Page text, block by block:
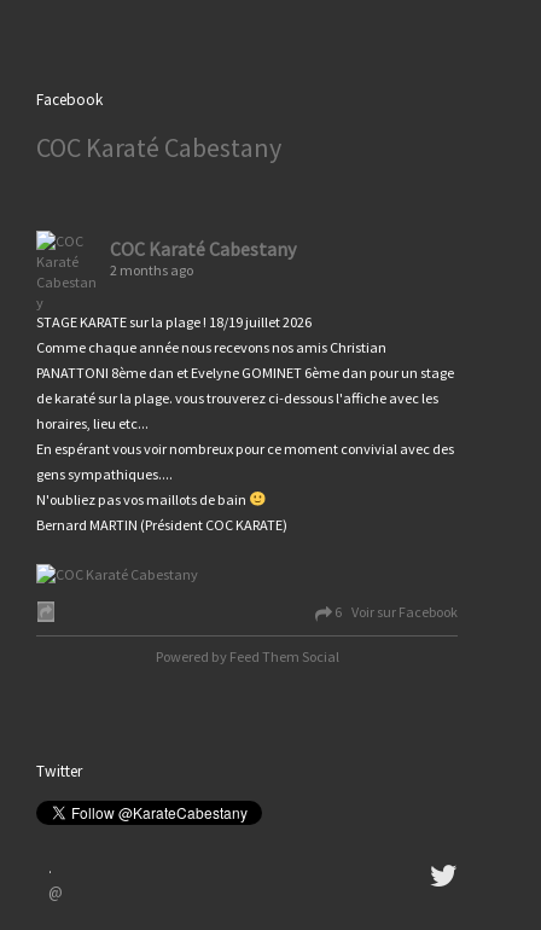
Facebook
COC Karaté Cabestany
COC Karaté Cabestany
2 months ago
STAGE KARATE sur la plage ! 18/19 juillet 2026
Comme chaque année nous recevons nos amis Christian
PANATTONI 8ème dan et Evelyne GOMINET 6ème dan pour un stage
de karaté sur la plage. vous trouverez ci-dessous l'affiche avec les
horaires, lieu etc...
En espérant vous voir nombreux pour ce moment convivial avec des
gens sympathiques....
N'oubliez pas vos maillots de bain
Bernard MARTIN (Président COC KARATE)
6 Voir sur Facebook
Powered by Feed Them Social
Twitter
·
@